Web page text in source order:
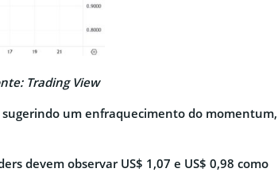
Trading View
um enfraquecimento do momentum,
devem observar US$ 1,07 e US$ 0,98 como